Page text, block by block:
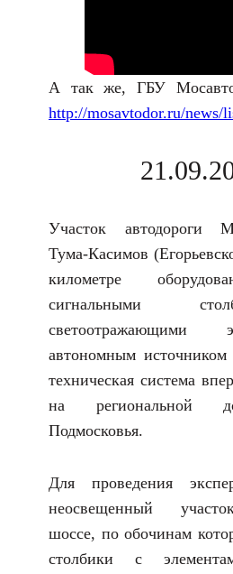
А так же, ГБУ
http://mosavtodor.ru/news/
Участок автодороги
Тума-Касимов
километре
сигнальными
светоотражающими
автономным
техническая система
на региональной
Подмосковья.
Для проведения
неосвещенный
шоссе, по обочинам
столбики с